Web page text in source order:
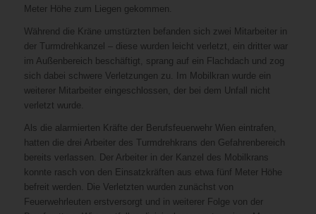
Meter Höhe zum Liegen gekommen.
Während die Kräne umstürzten befanden sich zwei Mitarbeiter in
der Turmdrehkanzel – diese wurden leicht verletzt, ein dritter war
im Außenbereich beschäftigt, sprang auf ein Flachdach und zog
sich dabei schwere Verletzungen zu. Im Mobilkran wurde ein
weiterer Mitarbeiter eingeschlossen, der bei dem Unfall nicht
verletzt wurde.
Als die alarmierten Kräfte der Berufsfeuerwehr Wien eintrafen,
hatten die drei Arbeiter des Turmdrehkrans den Gefahrenbereich
bereits verlassen. Der Arbeiter in der Kanzel des Mobilkrans
konnte rasch von den Einsatzkräften aus etwa fünf Meter Höhe
befreit werden. Die Verletzten wurden zunächst von
Feuerwehrleuten erstversorgt und in weiterer Folge von der